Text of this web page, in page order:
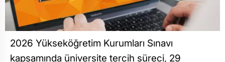
2026 Yükseköğretim Kurumları Sınavı
kapsamında üniversite tercih süreci, 29